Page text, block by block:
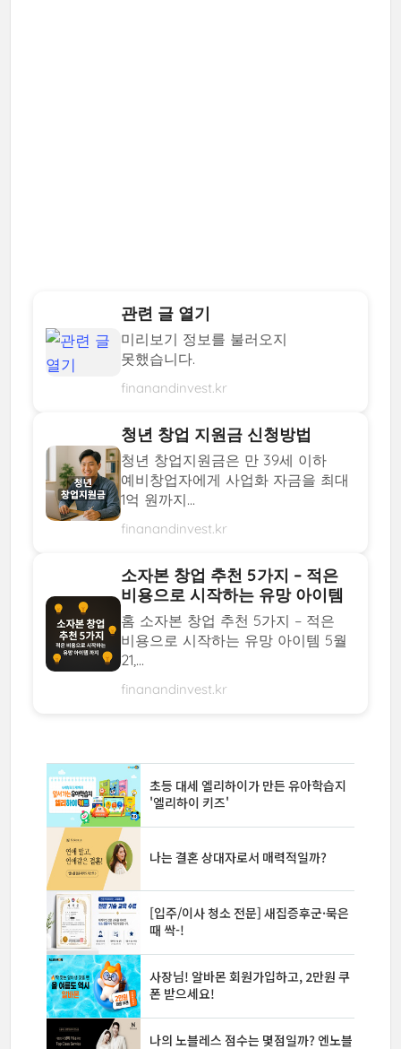
관련 글 열기
미리보기 정보를 불러오지
못했습니다.
finanandinvest.kr
청년 창업 지원금 신청방법
청년 창업지원금은 만 39세 이하
예비창업자에게 사업화 자금을 최대
1억 원까지...
finanandinvest.kr
소자본 창업 추천 5가지 – 적은
비용으로 시작하는 유망 아이템
홈 소자본 창업 추천 5가지 – 적은
비용으로 시작하는 유망 아이템 5월
21,...
finanandinvest.kr